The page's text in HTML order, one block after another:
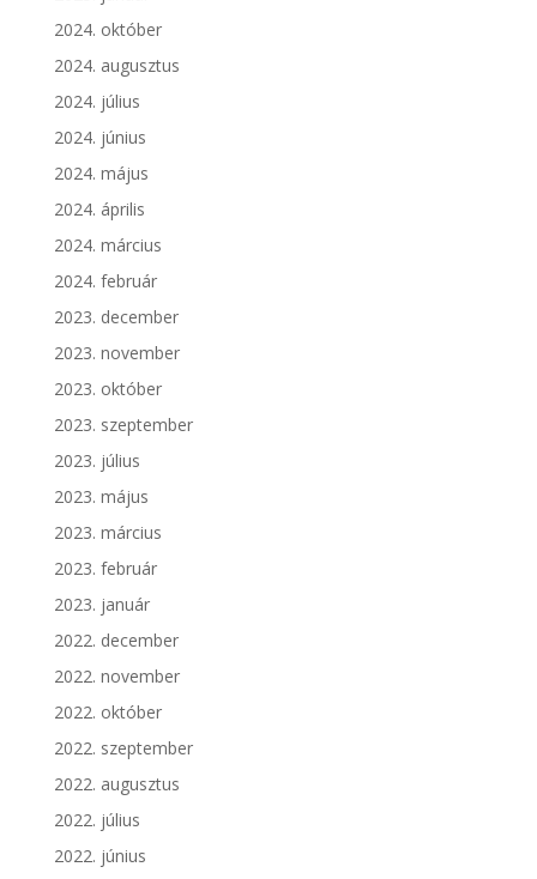
2024. október
2024. augusztus
2024. július
2024. június
2024. május
2024. április
2024. március
2024. február
2023. december
2023. november
2023. október
2023. szeptember
2023. július
2023. május
2023. március
2023. február
2023. január
2022. december
2022. november
2022. október
2022. szeptember
2022. augusztus
2022. július
2022. június